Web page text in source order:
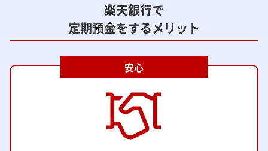
楽天銀行で
定期預金をするメリット
安心